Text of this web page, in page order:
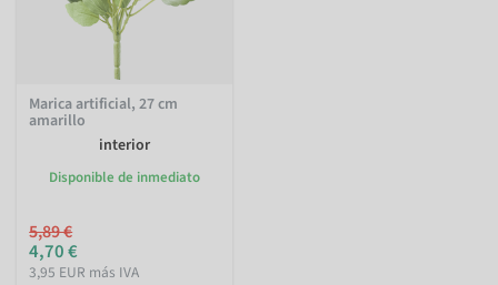
Marica artificial, 27 cm
amarillo
interior
Disponible de inmediato
5,89 €
4,70 €
3,95 EUR más IVA